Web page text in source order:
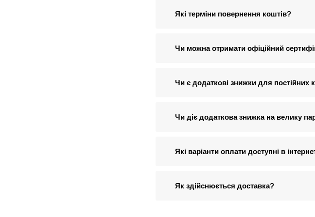
Які терміни повернення коштів?
Чи можна отримати офіційний
Чи є додаткові знижки для постійних
Чи діє додаткова знижка на велику
Які варіанти оплати доступні в
Як здійснюється доставка?